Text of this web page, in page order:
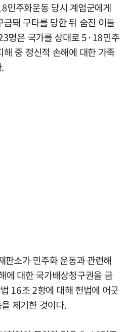
주화운동 당시 계엄군에게
돼 구타를 당한 뒤 숨진 이들
명은 국가를 상대로 5·18민주
중 정신적 손해에 대한 가족
판소가 민주화 운동과 관련해
에 대한 국가배상청구권을 금
16조 2항에 대해 헌법에 어긋
제기한 것이다.